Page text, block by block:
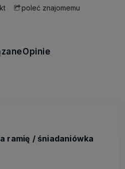
poleć znajomemu
Opinie
ramię / śniadaniówka